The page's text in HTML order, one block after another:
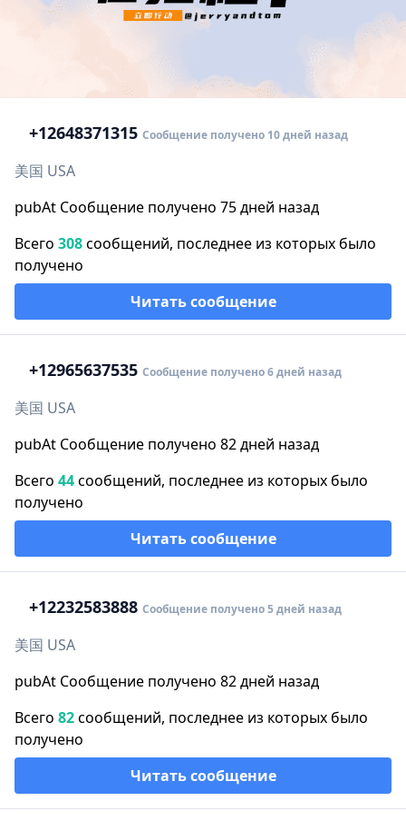
+12648371315 Сообщение получено 10 дней назад
美国 USA
pubAt Сообщение получено 75 дней назад
Всего 308сообщений, последнее из которых было
получено
Читать сообщение
+12965637535 Сообщение получено 6 дней назад
美国 USA
pubAt Сообщение получено 82 дней назад
Всего 44сообщений, последнее из которых было
получено
Читать сообщение
+12232583888 Сообщение получено 5 дней назад
美国 USA
pubAt Сообщение получено 82 дней назад
Всего 82сообщений, последнее из которых было
получено
Читать сообщение